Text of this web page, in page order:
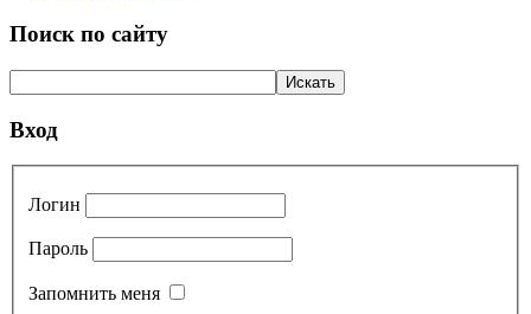
Поиск по сайту
Вход
Логин
Пароль
Запомнить меня